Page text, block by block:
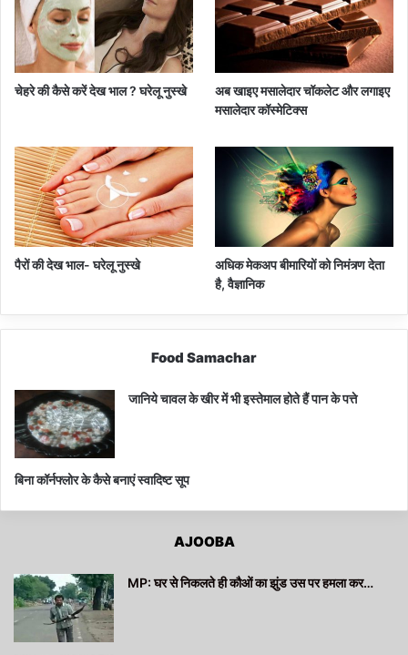
चेहरे की कैसे करें देख भाल ? घरेलू नुस्खे
अब खाइए मसालेदार चॉकलेट और लगाइए
मसालेदार कॉस्‍मेटिक्‍स
पैरों की देख भाल- घरेलू नुस्खे
अधिक मेकअप बीमारियों को निमंत्र्ण देता
है, वैज्ञानिक
Food Samachar
जानिये चावल के खीर में भी इस्तेमाल होते हैं पान के पत्ते
बिना कॉर्नफ्लोर के कैसे बनाएं स्वादिष्ट सूप
AJOOBA
MP: घर से निकलते ही कौओं का झुंड उस पर हमला कर…